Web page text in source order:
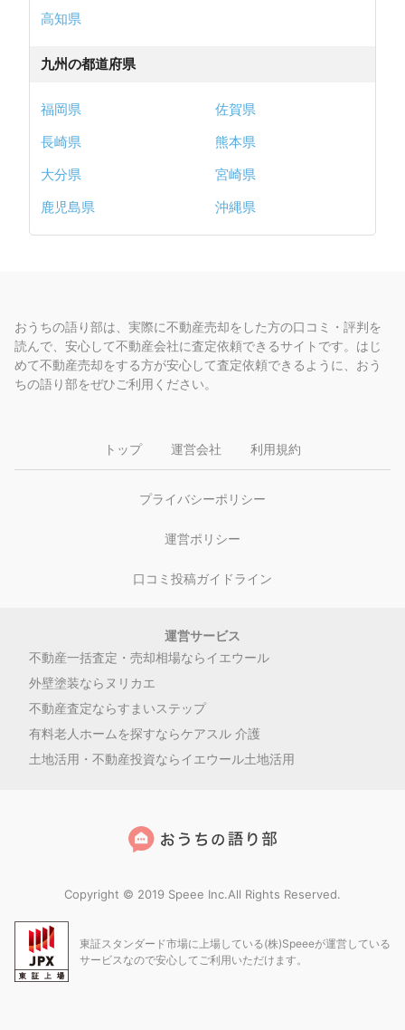
高知県
九州の都道府県
福岡県
佐賀県
長崎県
熊本県
大分県
宮崎県
鹿児島県
沖縄県
おうちの語り部は、実際に不動産売却をした方の口コミ・評判を
読んで、安心して不動産会社に査定依頼できるサイトです。はじ
めて不動産売却をする方が安心して査定依頼できるように、おう
ちの語り部をぜひご利用ください。
トップ 運営会社 利用規約
プライバシーポリシー
運営ポリシー
口コミ投稿ガイドライン
運営サービス
不動産一括査定・売却相場ならイエウール
外壁塗装ならヌリカエ
不動産査定ならすまいステップ
有料老人ホームを探すならケアスル 介護
土地活用・不動産投資ならイエウール土地活用
Copyright © 2019 Speee Inc.All Rights Reserved.
東証スタンダード市場に上場している(株)Speeeが運営している
サービスなので安心してご利用いただけます。